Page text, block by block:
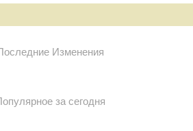
Изменения
за сегодня